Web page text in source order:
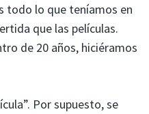
todo lo que teníamos en
que las películas.
de 20 años, hiciéramos
Por supuesto, se